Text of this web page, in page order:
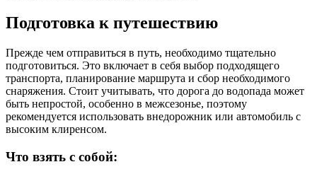
Подготовка к путешествию
Прежде чем отправиться в путь, необходимо тщательно
подготовиться. Это включает в себя выбор подходящего
транспорта, планирование маршрута и сбор необходимого
снаряжения. Стоит учитывать, что дорога до водопада может
быть непростой, особенно в межсезонье, поэтому
рекомендуется использовать внедорожник или автомобиль с
высоким клиренсом.
Что взять с собой: